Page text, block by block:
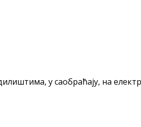
у саобраћају, на